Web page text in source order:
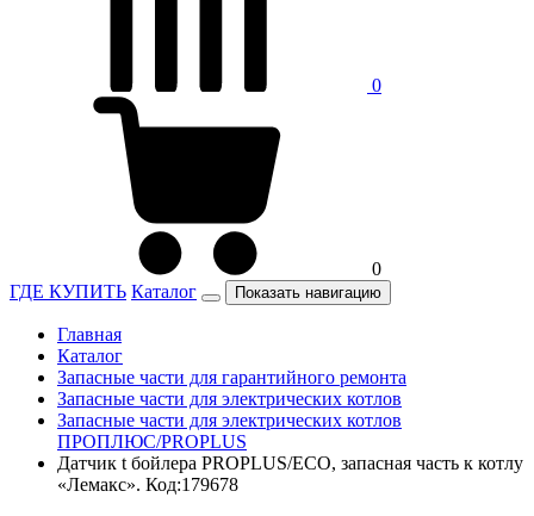
0
0
ГДЕ КУПИТЬ Каталог Показать навигацию
Главная
Каталог
Запасные части для гарантийного ремонта
Запасные части для электрических котлов
Запасные части для электрических котлов
ПРОПЛЮС/PROPLUS
Датчик t бойлера PROPLUS/ECO, запасная часть к котлу
«Лемакс». Код:179678